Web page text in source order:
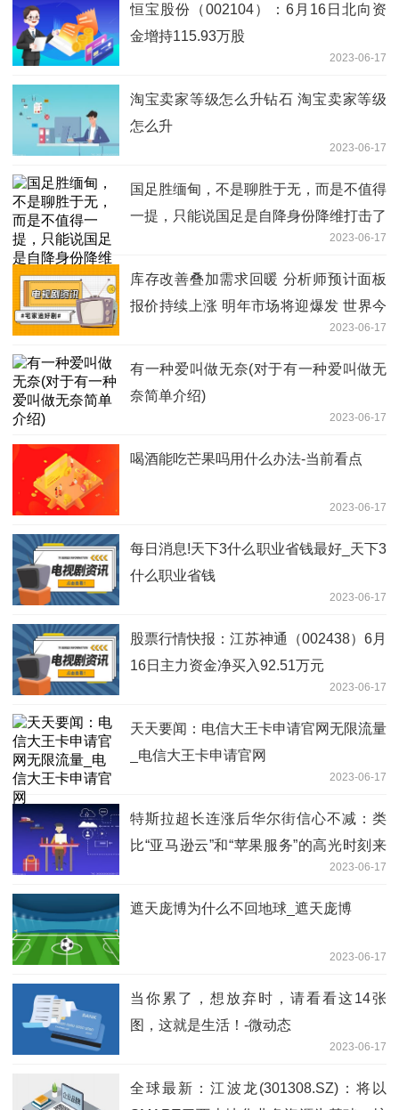
恒宝股份（002104）：6月16日北向资
金增持115.93万股
2023-06-17
淘宝卖家等级怎么升钻石 淘宝卖家等级
怎么升
2023-06-17
国足胜缅甸，不是聊胜于无，而是不值得
一提，只能说国足是自降身份降维打击了
2023-06-17
库存改善叠加需求回暖 分析师预计面板
报价持续上涨 明年市场将迎爆发 世界今
2023-06-17
有一种爱叫做无奈(对于有一种爱叫做无
奈简单介绍)
2023-06-17
喝酒能吃芒果吗用什么办法-当前看点
2023-06-17
每日消息!天下3什么职业省钱最好_天下3
什么职业省钱
2023-06-17
股票行情快报：江苏神通（002438）6月
16日主力资金净买入92.51万元
2023-06-17
天天要闻：电信大王卡申请官网无限流量
_电信大王卡申请官网
2023-06-17
特斯拉超长连涨后华尔街信心不减：类
比“亚马逊云”和“苹果服务”的高光时刻来
2023-06-17
遮天庞博为什么不回地球_遮天庞博
2023-06-17
当你累了，想放弃时，请看看这14张
图，这就是生活！-微动态
2023-06-17
全球最新：江波龙(301308.SZ)：将以